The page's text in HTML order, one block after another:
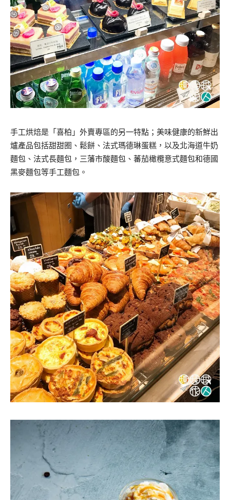
手工烘焙是「喜柏」外賣專區的另一特點；美味健康的新鮮出
爐產品包括甜甜圈、鬆餅、法式瑪德琳蛋糕，以及北海道牛奶
麵包、法式長麵包，三藩市酸麵包、蕃茄橄欖意式麵包和德國
黑麥麵包等手工麵包。